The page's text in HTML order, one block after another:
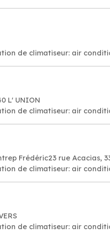
de climatiseur: air
L' UNION
de climatiseur: air
Frédéric23 rue Acacias,
de climatiseur: air
de climatiseur: air